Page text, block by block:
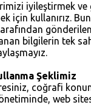
iyileştirmek
için kullanırız.
bilgilerin tek
Şeklimiz
coğrafi
web